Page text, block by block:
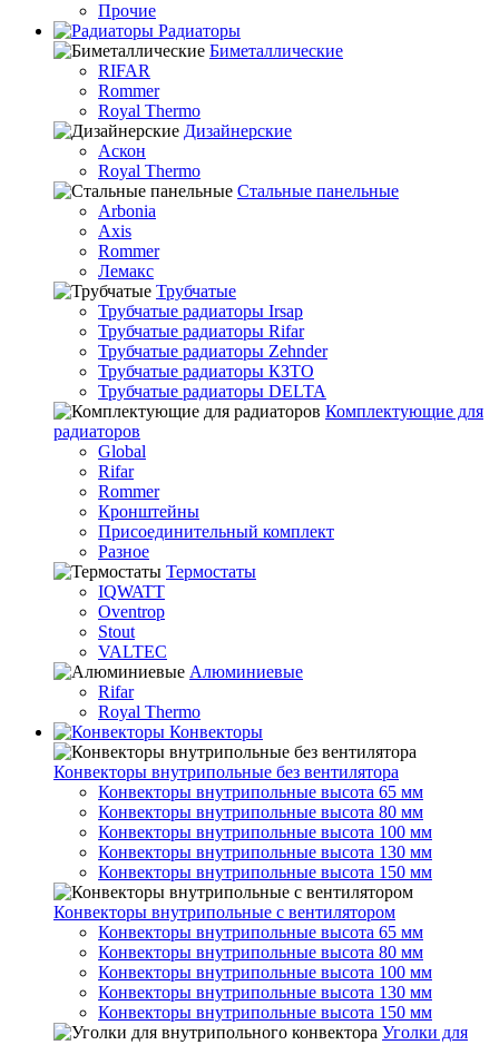
Прочие
Радиаторы
Биметаллические
RIFAR
Rommer
Royal Thermo
Дизайнерские
Аскон
Royal Thermo
Стальные панельные
Arbonia
Axis
Rommer
Лемакс
Трубчатые
Трубчатые радиаторы Irsap
Трубчатые радиаторы Rifar
Трубчатые радиаторы Zehnder
Трубчатые радиаторы КЗТО
Трубчатые радиаторы DELTA
Комплектующие для
радиаторов
Global
Rifar
Rommer
Кронштейны
Присоединительный комплект
Разное
Термостаты
IQWATT
Oventrop
Stout
VALTEC
Алюминиевые
Rifar
Royal Thermo
Конвекторы
Конвекторы внутрипольные без вентилятора
Конвекторы внутрипольные высота 65 мм
Конвекторы внутрипольные высота 80 мм
Конвекторы внутрипольные высота 100 мм
Конвекторы внутрипольные высота 130 мм
Конвекторы внутрипольные высота 150 мм
Конвекторы внутрипольные с вентилятором
Конвекторы внутрипольные высота 65 мм
Конвекторы внутрипольные высота 80 мм
Конвекторы внутрипольные высота 100 мм
Конвекторы внутрипольные высота 130 мм
Конвекторы внутрипольные высота 150 мм
Уголки для